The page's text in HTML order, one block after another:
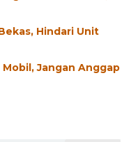
Hindari Unit
Jangan Anggap